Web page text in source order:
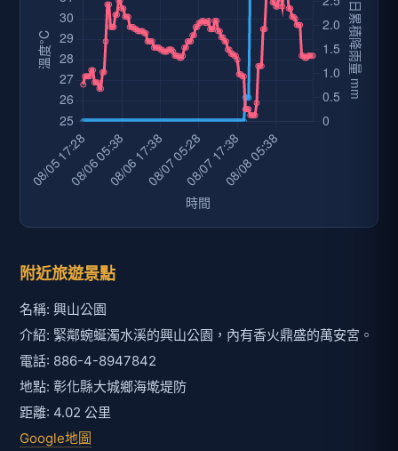
附近旅遊景點
名稱: 興山公園
介紹: 緊鄰蜿蜒濁水溪的興山公園，內有香火鼎盛的萬安宮。
電話: 886-4-8947842
地點: 彰化縣大城鄉海墘堤防
距離: 4.02 公里
Google地圖